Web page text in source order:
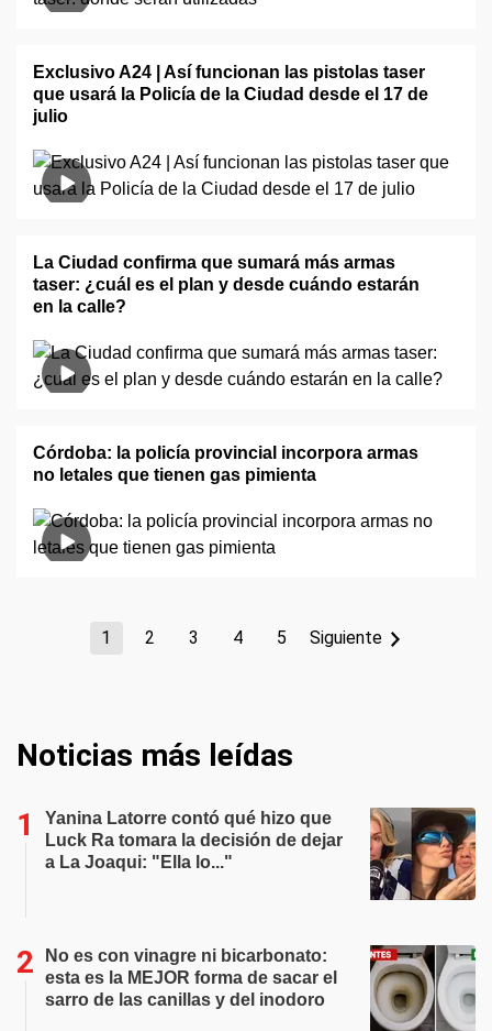
Exclusivo A24 | Así funcionan las pistolas taser
que usará la Policía de la Ciudad desde el 17 de
julio
La Ciudad confirma que sumará más armas
taser: ¿cuál es el plan y desde cuándo estarán
en la calle?
Córdoba: la policía provincial incorpora armas
no letales que tienen gas pimienta
1 2 3 4 5 Siguiente
Noticias más leídas
Yanina Latorre contó qué hizo que
Luck Ra tomara la decisión de dejar
a La Joaqui: "Ella lo..."
No es con vinagre ni bicarbonato:
esta es la MEJOR forma de sacar el
sarro de las canillas y del inodoro